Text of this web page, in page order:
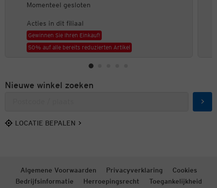
Momenteel gesloten
Acties in dit filiaal
Gewinnen Sie Ihren Einkauf!
50% auf alle bereits reduzierten Artikel
Nieuwe winkel zoeken
LOCATIE BEPALEN
Algemene Voorwaarden Privacyverklaring
Cookies
Bedrijfsinformatie
Herroepingsrecht Toegankelijkheid